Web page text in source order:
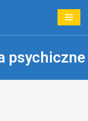
psychiczne